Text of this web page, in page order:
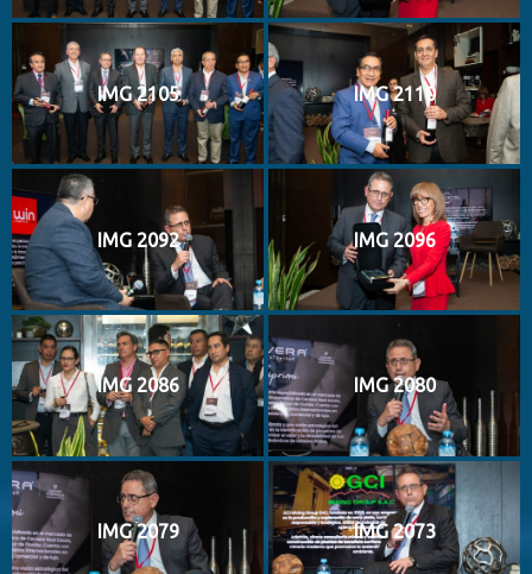
IMG 2105 IMG 2110
IMG 2092 IMG 2096
IMG 2086 IMG 2080
IMG 2079 IMG 2073